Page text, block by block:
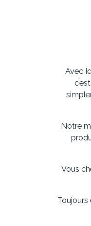
Avec
Notre
Vous
Toujours